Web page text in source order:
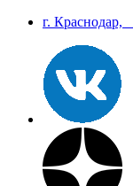
г. Краснодар,